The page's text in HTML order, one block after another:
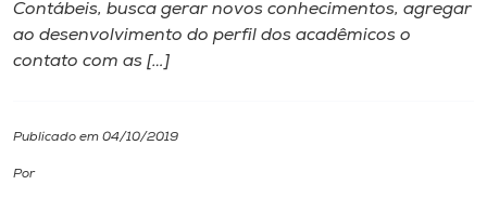
Cultura
Biblioteca
Contábeis, busca gerar novos conhecimentos, agregar
ao desenvolvimento do perfil dos acadêmicos o
contato com as […]
Publicado em 04/10/2019
Por